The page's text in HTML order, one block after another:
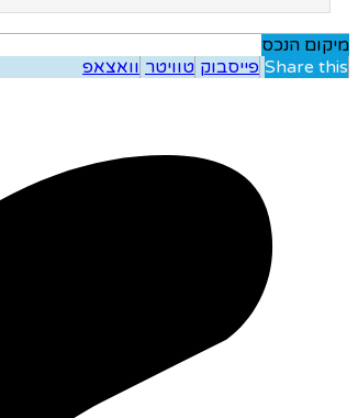
מיקום הנכס
Share this פייסבוק טוויטר וואצאפ